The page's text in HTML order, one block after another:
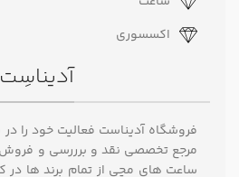
اکسسوری
آدیناسِت
مرجع تخصصی نقد و برررسی و فروش